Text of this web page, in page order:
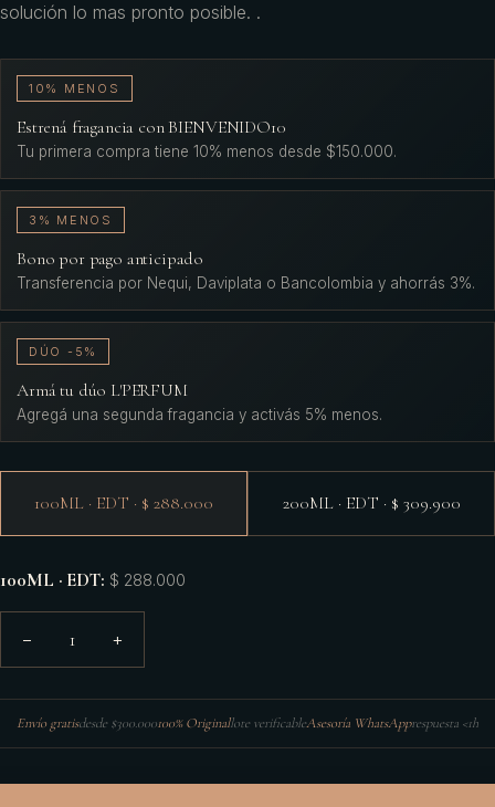
solución lo mas pronto posible. .
10% MENOS
Estrená fragancia con BIENVENIDO10
Tu primera compra tiene 10% menos desde $150.000.
3% MENOS
Bono por pago anticipado
Transferencia por Nequi, Daviplata o Bancolombia y ahorrás 3%.
DÚO -5%
Armá tu dúo L'PERFUM
Agregá una segunda fragancia y activás 5% menos.
100ML · EDT · $ 288.000 200ML · EDT · $ 309.900
100ML · EDT: $ 288.000
− 1 +
Envío gratisdesde $300.000100% Originallote verificableAsesoría WhatsApprespuesta <1h